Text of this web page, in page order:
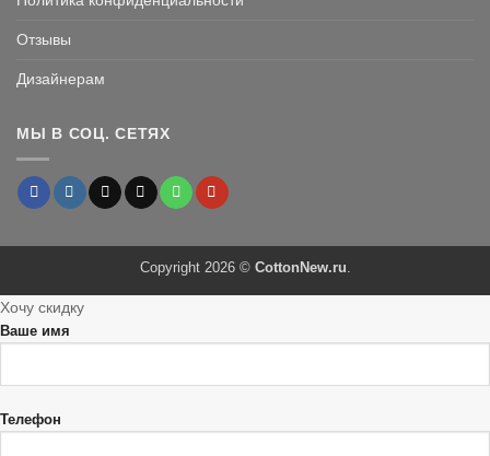
Отзывы
Дизайнерам
МЫ В СОЦ. СЕТЯХ
Copyright 2026 © CottonNew.ru
Хочу скидку
Ваше имя
Телефон